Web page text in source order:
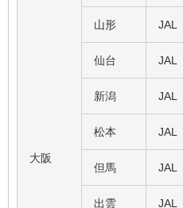
大阪
山形 JAL
仙台 JAL
新潟 JAL
松本 JAL
但馬 JAL
出雲 JAL